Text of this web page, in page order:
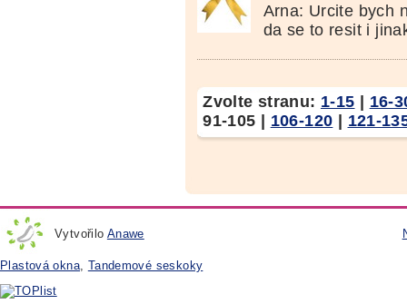
Arna: Urcite bych
da se to resit i
Zvolte stranu: 1-15
16-
91-105
106-120 121-
Vytvořilo Anawe
Plastová okna, Tandemové seskoky